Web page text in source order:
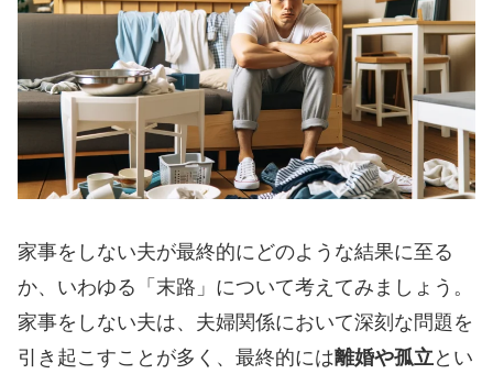
家事をしない夫が最終的にどのような結果に至る
か、いわゆる「末路」について考えてみましょう。
家事をしない夫は、夫婦関係において深刻な問題を
引き起こすことが多く、最終的には離婚や孤立とい